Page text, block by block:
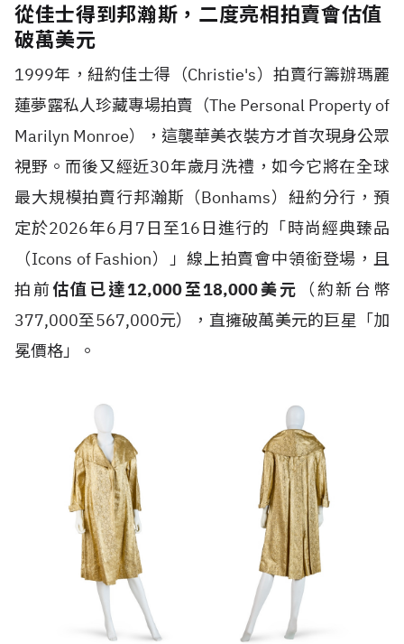
從佳士得到邦瀚斯，二度亮相拍賣會估值
破萬美元
1999年，紐約佳士得（Christie's）拍賣行籌辦瑪麗
蓮夢露私人珍藏專場拍賣（The Personal Property of
Marilyn Monroe），這襲華美衣裝方才首次現身公眾
視野。而後又經近30年歲月洗禮，如今它將在全球
最大規模拍賣行邦瀚斯（Bonhams）紐約分行，預
定於2026年6月7日至16日進行的「時尚經典臻品
（Icons of Fashion）」線上拍賣會中領銜登場，且
拍前估值已達12,000至18,000美元
（約新台幣
377,000至567,000元），直擁破萬美元的巨星「加
冕價格」。